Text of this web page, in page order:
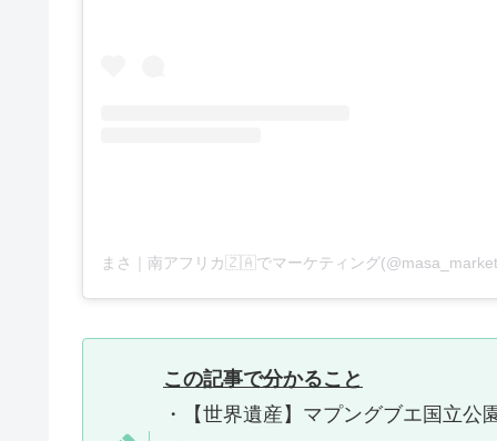
この記事で分かること
・【世界遺産】マプングブエ国立